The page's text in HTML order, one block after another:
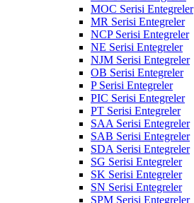
MOC Serisi Entegreler
MR Serisi Entegreler
NCP Serisi Entegreler
NE Serisi Entegreler
NJM Serisi Entegreler
OB Serisi Entegreler
P Serisi Entegreler
PIC Serisi Entegreler
PT Serisi Entegreler
SAA Serisi Entegreler
SAB Serisi Entegreler
SDA Serisi Entegreler
SG Serisi Entegreler
SK Serisi Entegreler
SN Serisi Entegreler
SPM Serisi Entegreler